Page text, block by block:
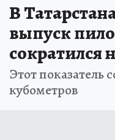
В
выпуск
сократился
Этот показатель
кубометров